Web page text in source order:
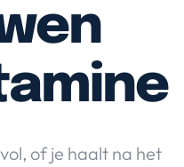
of je haalt na het